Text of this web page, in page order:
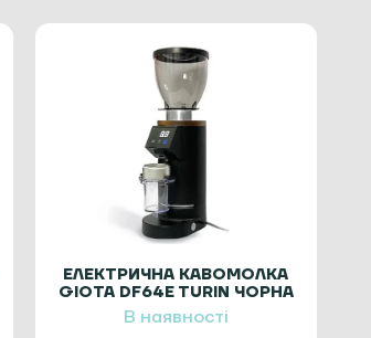
ЕЛЕКТРИЧНА КАВОМОЛКА
GIOTA DF64E TURIN ЧОРНА
В наявності